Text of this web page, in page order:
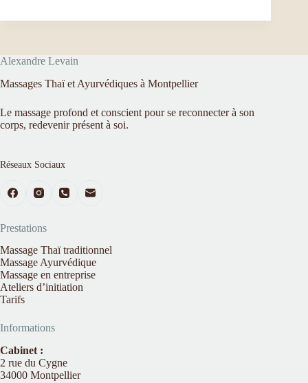
Alexandre Levain
Massages Thaï et Ayurvédiques à Montpellier
Le massage profond et conscient pour se reconnecter à son
corps, redevenir présent à soi.
Réseaux Sociaux
Prestations
Massage Thaï traditionnel
Massage Ayurvédique
Massage en entreprise
Ateliers d’initiation
Tarifs
Informations
Cabinet :
2 rue du Cygne
34000 Montpellier